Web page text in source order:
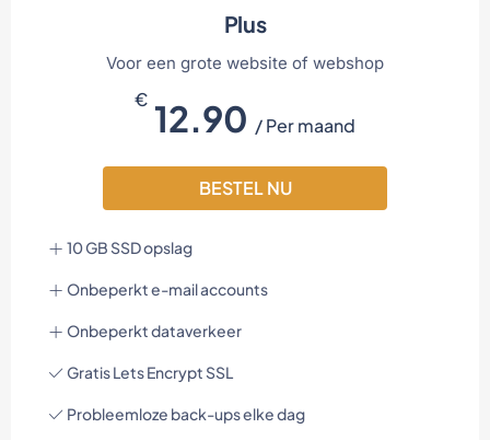
Plus
Voor een grote website of webshop
€ 12.90 / Per maand
BESTEL NU
10 GB SSD opslag
Onbeperkt e-mail accounts
Onbeperkt dataverkeer
Gratis Lets Encrypt SSL
Probleemloze back-ups elke dag